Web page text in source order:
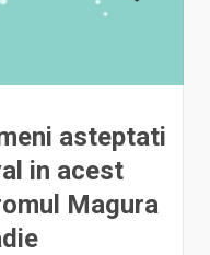
asteptati
in acest
Magura